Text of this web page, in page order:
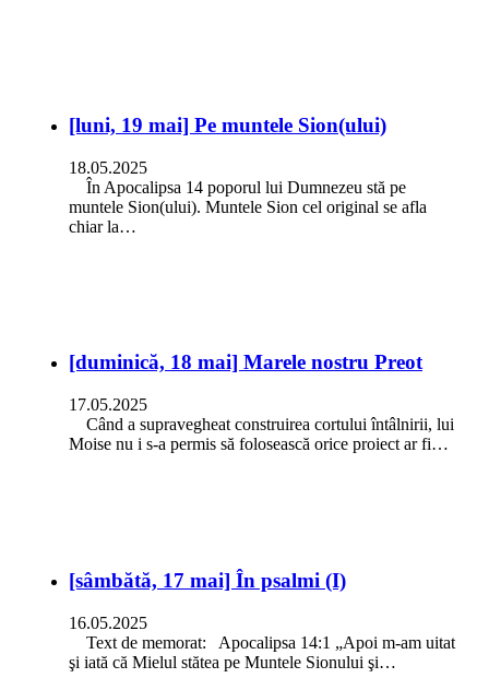
[luni, 19 mai] Pe muntele Sion(ului)
18.05.2025
În Apocalipsa 14 poporul lui Dumnezeu stă pe
muntele Sion(ului). Muntele Sion cel original se afla
chiar la…
[duminică, 18 mai] Marele nostru Preot
17.05.2025
Când a supravegheat construirea cortului întâlnirii, lui
Moise nu i s-a permis să folosească orice proiect ar fi…
[sâmbătă, 17 mai] În psalmi (I)
16.05.2025
Text de memorat: Apocalipsa 14:1 „Apoi m-am uitat
şi iată că Mielul stătea pe Muntele Sionului şi…